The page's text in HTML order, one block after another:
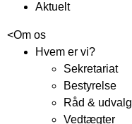
Aktuelt
<Om os
Hvem er vi?
Sekretariat
Bestyrelse
Råd & udvalg
Vedtægter